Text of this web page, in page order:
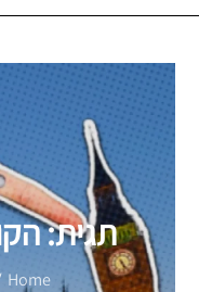
תגית:
Home